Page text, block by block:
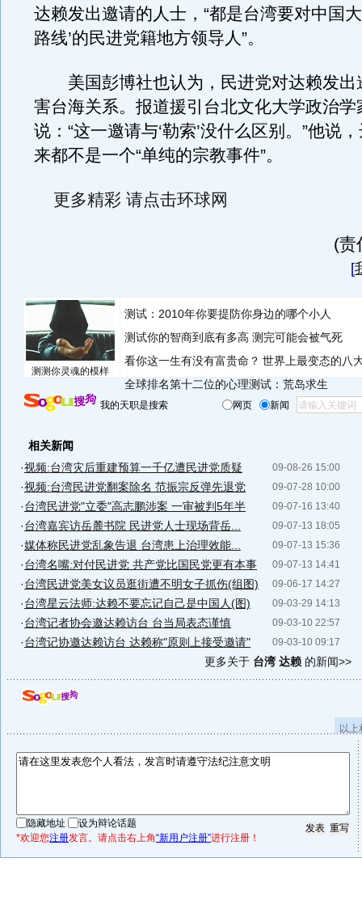
达赖发出邀请的人士，“都是台湾要对中国
路线’的民进党籍地方领导人”。
美国彭博社也认为，民进党对达赖发出
害台海关系。报道援引台北文化大学政治学
说：“这一邀请与‘勒索’没什么区别。”他说
来都不是一个“单纯的宗教事件”。
更多精彩 请点击环球网
(责
[
测测你灵魂的模样
测试：2010年你要提防你身边的哪个小人
测试你的智商到底有多高 测完可能会被气死
看你这一生有没有富贵命？ 世界上最变态的八
全球排名第十二位的心理测试：荒岛求生
我的天职是搜索 网页 新闻
相关新闻
09-08-26 15:00
·视频:台湾灾后重建预算一千亿遭民进党质疑
09-07-28 10:00
·视频:台湾民进党翻案除名 范振宗反弹先退党
09-07-16 13:40
·台湾民进党"立委"高志鹏涉案 一审被判5年半
09-07-13 18:05
·台湾嘉宾访岳麓书院 民进党人士现场背岳...
09-07-13 15:36
·媒体称民进党乱象告退 台湾患上治理效能...
09-07-13 14:41
·台湾名嘴:对付民进党 共产党比国民党更有本事
09-06-17 14:27
·台湾民进党美女议员逛街遭不明女子抓伤(组图)
09-03-29 14:13
·台湾星云法师:达赖不要忘记自己是中国人(图)
09-03-10 22:57
·台湾记者协会邀达赖访台 台当局表态谨慎
09-03-10 09:17
·台湾记协邀达赖访台 达赖称"原则上接受邀请"
更多关于 台湾 达赖 的新闻>>
以
隐藏地址
设为辩论话题
*欢迎您注册发言。请点击右上角“新用户注册”进行注册！